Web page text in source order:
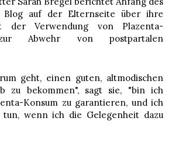
Blog auf der Elternseite über ihre
der Verwendung von Plazenta-
zur Abwehr von postpartalen
geht, einen guten, altmodischen
zu bekommen", sagt sie, "bin ich
Konsum zu garantieren, und ich
wenn ich die Gelegenheit dazu